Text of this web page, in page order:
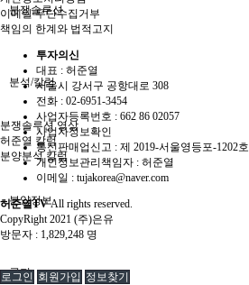
분쟁솔루션
분석/칼럼
분쟁솔루션 영상
허준열 칼럼
분양분석 칼럼
분양정보
공지
이메일 무단수집거부
책임의 한계와 법적고지
투자의신
대표 : 허준열
서울시 강서구 공항대로 308
전화 : 02-6951-3454
사업자등록번호 : 662 86 02057
사업자정보확인
통신판매업신고 : 제 2019-서울영등포-1202호
개인정보관리책임자 : 허준열
이메일 : tujakorea@naver.com
허준열TVAll rights reserved.
CopyRight 2021 (주)은유
방문자 : 1,829,248 명
로그인 회원가입 정보찾기